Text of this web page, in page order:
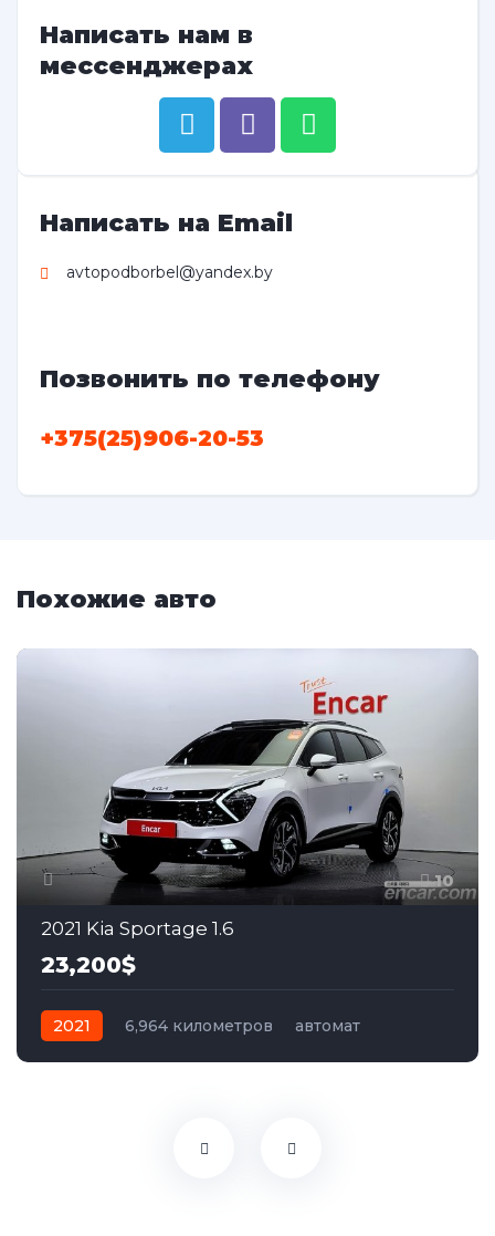
Написать нам в
мессенджерах
Написать на Email
avtopodborbel@yandex.by
Позвонить по телефону
+375(25)906-20-53
Похожие авто
10
2021 Kia Sportage 1.6
23,200$
2021 6,964 километров
автомат